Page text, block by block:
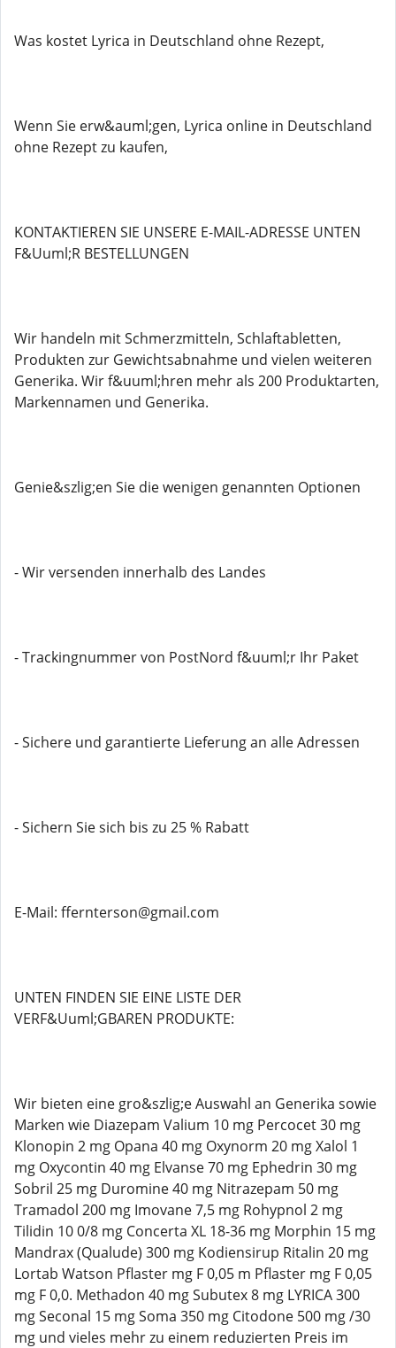
Was kostet Lyrica in Deutschland ohne Rezept,
Wenn Sie erw&auml;gen, Lyrica online in Deutschland
ohne Rezept zu kaufen,
KONTAKTIEREN SIE UNSERE E-MAIL-ADRESSE UNTEN
F&Uuml;R BESTELLUNGEN
Wir handeln mit Schmerzmitteln, Schlaftabletten,
Produkten zur Gewichtsabnahme und vielen weiteren
Generika. Wir f&uuml;hren mehr als 200 Produktarten,
Markennamen und Generika.
Genie&szlig;en Sie die wenigen genannten Optionen
- Wir versenden innerhalb des Landes
- Trackingnummer von PostNord f&uuml;r Ihr Paket
- Sichere und garantierte Lieferung an alle Adressen
- Sichern Sie sich bis zu 25 % Rabatt
E-Mail: ffernterson@gmail.com
UNTEN FINDEN SIE EINE LISTE DER
VERF&Uuml;GBAREN PRODUKTE:
Wir bieten eine gro&szlig;e Auswahl an Generika sowie
Marken wie Diazepam Valium 10 mg Percocet 30 mg
Klonopin 2 mg Opana 40 mg Oxynorm 20 mg Xalol 1
mg Oxycontin 40 mg Elvanse 70 mg Ephedrin 30 mg
Sobril 25 mg Duromine 40 mg Nitrazepam 50 mg
Tramadol 200 mg Imovane 7,5 mg Rohypnol 2 mg
Tilidin 10 0/8 mg Concerta XL 18-36 mg Morphin 15 mg
Mandrax (Qualude) 300 mg Kodiensirup Ritalin 20 mg
Lortab Watson Pflaster mg F 0,05 m Pflaster mg F 0,05
mg F 0,0. Methadon 40 mg Subutex 8 mg LYRICA 300
mg Seconal 15 mg Soma 350 mg Citodone 500 mg /30
mg und vieles mehr zu einem reduzierten Preis im